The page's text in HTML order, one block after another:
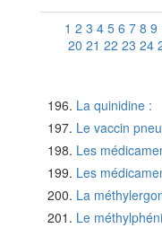
1 2 3 4 5 6 7 8 9
20 21 22 23 24
La quinidine :
Le vaccin
Les
Les
La
Le